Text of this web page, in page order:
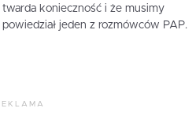
twarda konieczność i że musimy
jeden z rozmówców PAP.